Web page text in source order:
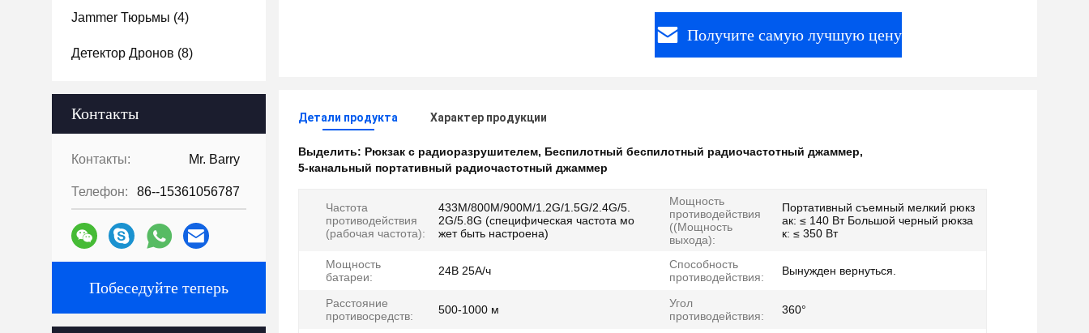
Jammer Тюрьмы (4)
Детектор Дронов (8)
Контакты
Контакты: Mr. Barry
Телефон: 86--15361056787
Побеседуйте теперь
Получите самую лучшую цену
Детали продукта Характер продукции
Выделить: Рюкзак с радиоразрушителем, Беспилотный беспилотный радиочастотный джаммер,
5-канальный портативный радиочастотный джаммер
Частота
противодействия
(рабочая частота):
433M/800M/900M/1.2G/1.5G/2.4G/5.
2G/5.8G (специфическая частота мо
жет быть настроена)
Мощность
противодействия
((Мощность
выхода):
Портативный съемный мелкий рюкз
ак: ≤ 140 Вт Большой черный рюкза
к: ≤ 350 Вт
Мощность
батареи:
24В 25А/ч
Способность
противодействия:
Вынужден вернуться.
Расстояние
противосредств:
500-1000 м
Угол
противодействия:
360°